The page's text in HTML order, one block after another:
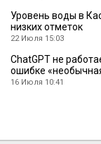
Уровень воды в
низких отметок
22 Июля 15:03
ChatGPT не
ошибке
16 Июля 10:41